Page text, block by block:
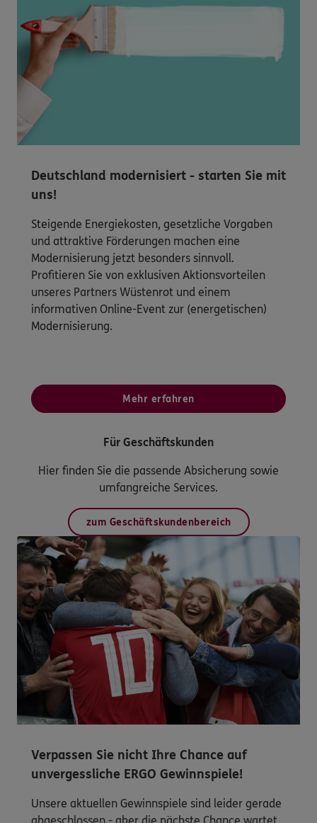
Deutschland modernisiert - starten Sie mit
uns!
Steigende Energiekosten, gesetzliche Vorgaben
und attraktive Förderungen machen eine
Modernisierung jetzt besonders sinnvoll.
Profitieren Sie von exklusiven Aktionsvorteilen
unseres Partners Wüstenrot und einem
informativen Online-Event zur (energetischen)
Modernisierung.
Mehr erfahren
Für Geschäftskunden
Hier finden Sie die passende Absicherung sowie
umfangreiche Services.
zum Geschäftskundenbereich
Verpassen Sie nicht Ihre Chance auf
unvergessliche ERGO Gewinnspiele!
Unsere aktuellen Gewinnspiele sind leider gerade